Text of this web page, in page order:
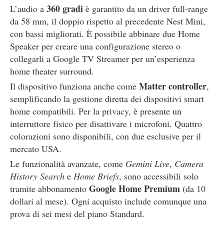
L’audio a 360 gradi è garantito da un driver full-range
da 58 mm, il doppio rispetto al precedente Nest Mini,
con bassi migliorati. È possibile abbinare due Home
Speaker per creare una configurazione stereo o
collegarli a Google TV Streamer per un’esperienza
home theater surround.
Il dispositivo funziona anche come Matter controller,
semplificando la gestione diretta dei dispositivi smart
home compatibili. Per la privacy, è presente un
interruttore fisico per disattivare i microfoni. Quattro
colorazioni sono disponibili, con due esclusive per il
mercato USA.
Le funzionalità avanzate, come Gemini Live, Camera
History Search e Home Briefs, sono accessibili solo
tramite abbonamento Google Home Premium (da 10
dollari al mese). Ogni acquisto include comunque una
prova di sei mesi del piano Standard.